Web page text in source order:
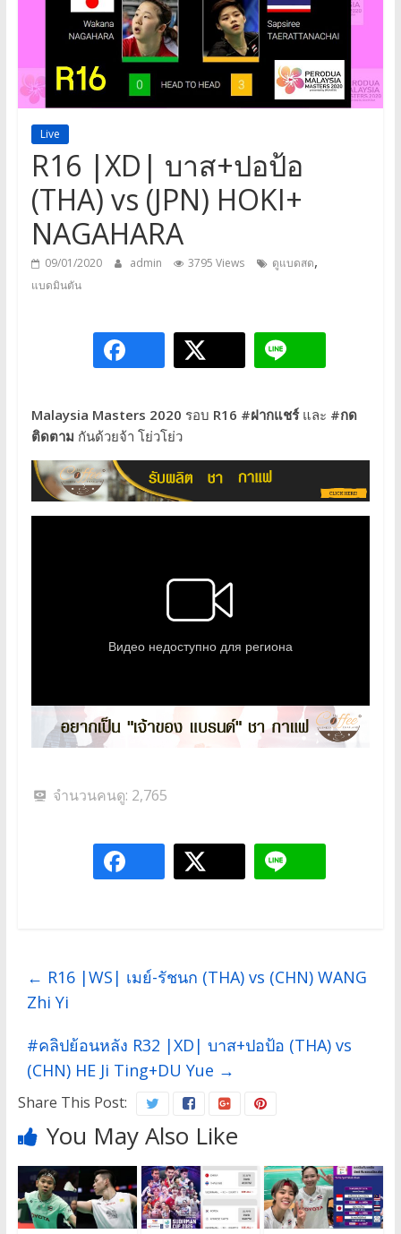
my
life
Live
R16 |XD| บาส+ปอป้อ
(THA) vs (JPN) HOKI+
NAGAHARA
09/01/2020 admin 3795 Views ดูแบดสด,
แบดมินตัน
Malaysia Masters 2020 รอบ R16 #ฝากแชร์ และ #กด
ติดตาม กันด้วยจ้า โย่วโย่ว
จำนวนคนดู: 2,765
← R16 |WS| เมย์-รัชนก (THA) vs (CHN) WANG
Zhi Yi
#คลิปย้อนหลัง R32 |XD| บาส+ปอป้อ (THA) vs
(CHN) HE Ji Ting+DU Yue →
Share This Post:
You May Also Like